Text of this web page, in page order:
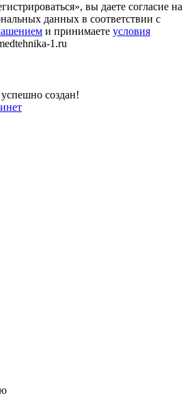
вы даете согласие на
данных в соответствии с
и принимаете условия
1.ru
создан!